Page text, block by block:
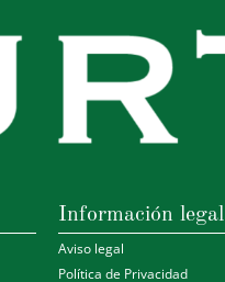
Información legal
Aviso legal
Política de Privacidad